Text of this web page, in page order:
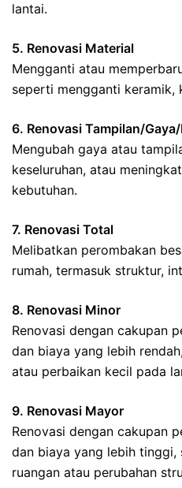
lantai.
5. Renovasi Material
Mengganti atau
seperti mengganti keramik,
6. Renovasi Tampilan/
Mengubah gaya atau
keseluruhan, atau
kebutuhan.
7. Renovasi Total
Melibatkan perombakan
rumah, termasuk struktur,
8. Renovasi Minor
Renovasi dengan cakupan
dan biaya yang lebih
atau perbaikan kecil pada
9. Renovasi Mayor
Renovasi dengan cakupan
dan biaya yang lebih tinggi,
ruangan atau perubahan